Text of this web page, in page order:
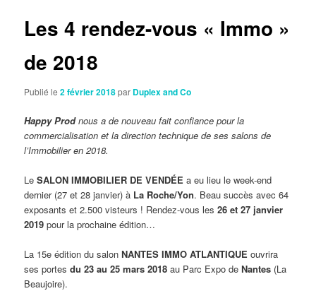
Les 4 rendez-vous « Immo »
de 2018
Publié le2 février 2018par Duplex and Co
Happy Prodnous a de nouveau fait confiance pour la
commercialisation et la direction technique de ses salons de
l’Immobilier en 2018.
LeSALON IMMOBILIER DE VENDÉE a eu lieu le week-end
dernier (27 et 28 janvier) à La Roche/Yon. Beau succès avec 64
exposants et 2.500 visteurs ! Rendez-vous les26 et 27 janvier
2019 pour la prochaine édition…
La 15e édition du salonNANTES IMMO ATLANTIQUE ouvrira
ses portesdu 23 au 25 mars 2018 au Parc Expo deNantes (La
Beaujoire).